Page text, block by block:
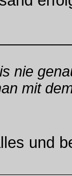
nie
mit
und